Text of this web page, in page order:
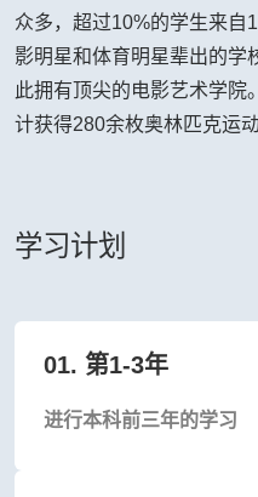
众多，超过10%的学生来自
影明星和体育明星辈出的学
此拥有顶尖的电影艺术学院
计获得280余枚奥林匹克运
学习计划
01. 第1-3年
进行本科前三年的学习